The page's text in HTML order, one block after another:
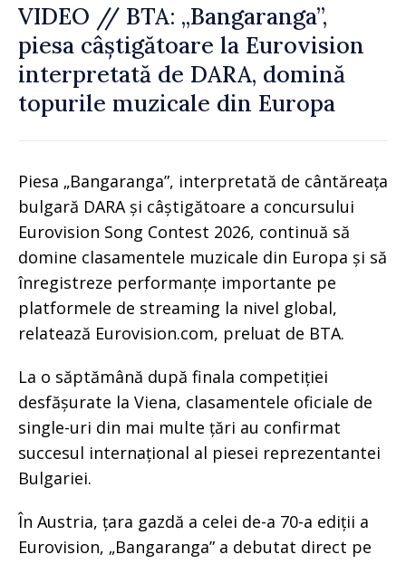
VIDEO // BTA: „Bangaranga”,
piesa câștigătoare la Eurovision
interpretată de DARA, domină
topurile muzicale din Europa
Piesa „Bangaranga”, interpretată de cântăreața
bulgară DARA și câștigătoare a concursului
Eurovision Song Contest 2026, continuă să
domine clasamentele muzicale din Europa și să
înregistreze performanțe importante pe
platformele de streaming la nivel global,
relatează Eurovision.com, preluat de BTA.
La o săptămână după finala competiției
desfășurate la Viena, clasamentele oficiale de
single-uri din mai multe țări au confirmat
succesul internațional al piesei reprezentantei
Bulgariei.
În Austria, țara gazdă a celei de-a 70-a ediții a
Eurovision, „Bangaranga” a debutat direct pe